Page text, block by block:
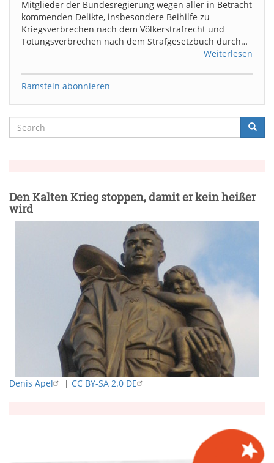
Mitglieder der Bundesregierung wegen aller in Betracht
kommenden Delikte, insbesondere Beihilfe zu
Kriegsverbrechen nach dem Völkerstrafrecht und
Tötungsverbrechen nach dem Strafgesetzbuch durch…
Weiterlesen
Ramstein abonnieren
Suche
Search
Den Kalten Krieg stoppen, damit er kein heißer
wird
Denis Apel | CC BY-SA 2.0 DE